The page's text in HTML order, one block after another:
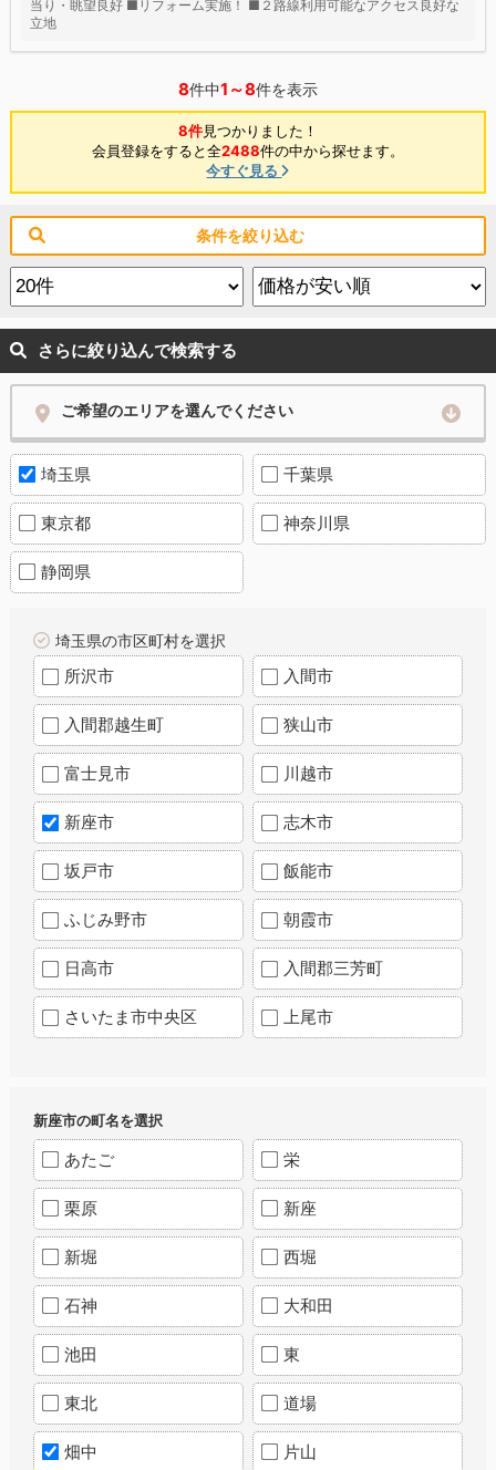
当り・眺望良好 ■リフォーム実施！ ■２路線利用可能なアクセス良好な
立地
8件中1～8件を表示
8件見つかりました！
会員登録をすると全2488件の中から探せます。
今すぐ見る
条件を絞り込む
さらに絞り込んで検索する
ご希望のエリアを選んでください
埼玉県 千葉県
東京都 神奈川県
静岡県
埼玉県の市区町村を選択
所沢市 入間市
入間郡越生町 狭山市
富士見市 川越市
新座市 志木市
坂戸市 飯能市
ふじみ野市 朝霞市
日高市 入間郡三芳町
さいたま市中央区 上尾市
新座市の町名を選択
あたご 栄
栗原 新座
新堀 西堀
石神 大和田
池田 東
東北 道場
畑中 片山